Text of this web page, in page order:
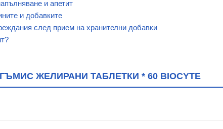
и апетит
и добавките
след прием на хранителни добавки
ЖЕЛИРАНИ ТАБЛЕТКИ * 60 BIOCYTE